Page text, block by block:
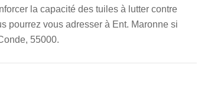
la capacité des tuiles à lutter contre
pourrez vous adresser à Ent. Maronne si
55000.